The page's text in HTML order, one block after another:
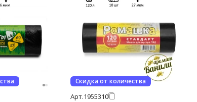
Скидка от количества
Арт.1955310